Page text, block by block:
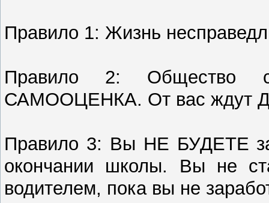
Правило 1: Жизнь
Правило 2: Общество
САМООЦЕНКА. От вас ждут
Правило 3: Вы НЕ БУДЕТЕ
окончании школы. Вы не
водителем, пока вы не